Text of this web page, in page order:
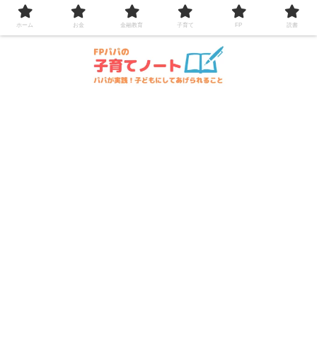
コンテンツへスキップ
ホーム お金 金融教育 子育て FP 読書